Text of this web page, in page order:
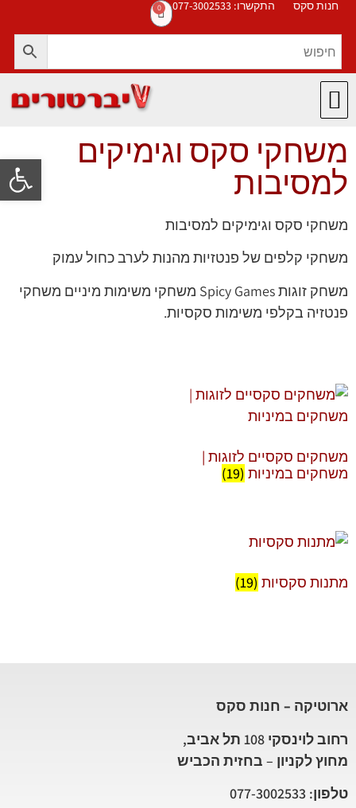
פתח
חנות סקס התקשרו: 077-3002533 0
משחקי סקס וגימיקים
למסיבות
משחקי סקס וגימיקים למסיבות
משחקי קלפים של פנטזיות מהנות לערב כחול עמוק
משחק זוגות Spicy Games משחקי משימות מיניים משחקי
פנטזיה בקלפי משימות סקסיות.
משחקים סקסיים לזוגות |
משחקים במיניות (19)
מתנות סקסיות (19)
ארוטיקה – חנות סקס
רחוב לוינסקי 108 תל אביב,
מחוץ לקניון – בחזית הכביש
טלפון: 077-3002533